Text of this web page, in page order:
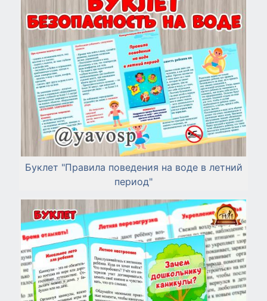
Буклет "Правила поведения на воде в летний
период"